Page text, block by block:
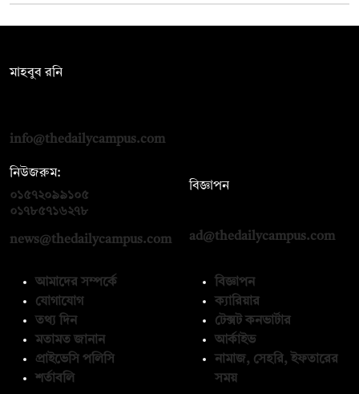
মাহবুব রনি
info@thedailycampus.com
নিউজরুম:
০১৫৭২০৯৯১০৫
০১৭৮৫৭১৬২৭৮
news@thedailycampus.com
বিজ্ঞাপন
ad@thedailycampus.com
আমাদের সম্পর্কে
যোগাযোগ
তথ্য দিন
মতামত জানান
প্রাইভেসি পলিসি
শর্তাবলি
বিজ্ঞাপন
ক্যারিয়ার
টেক্সট কনভার্টার
আর্কাইভ
নামাজ, সেহরি, ইফতারের
সময়